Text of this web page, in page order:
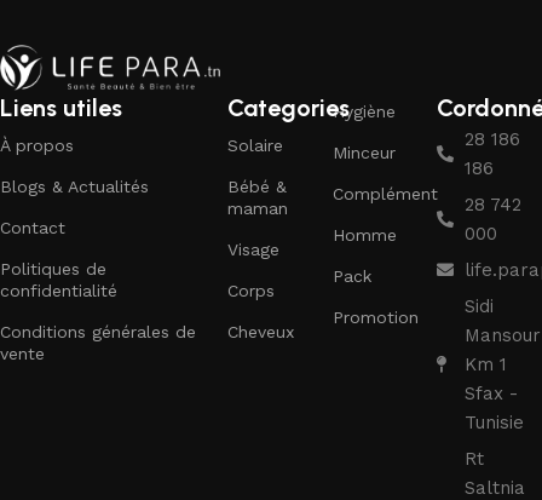
Liens utiles
À propos
Blogs & Actualités
Contact
Politiques de
confidentialité
Conditions générales de
vente
Categories
Solaire
Bébé &
maman
Visage
Corps
Cheveux
Hygiène
Minceur
Complément
Homme
Pack
Promotion
28 186
186
28 742
000
Sidi
Mansour
Km 1
Sfax -
Tunisie
Rt
Saltnia